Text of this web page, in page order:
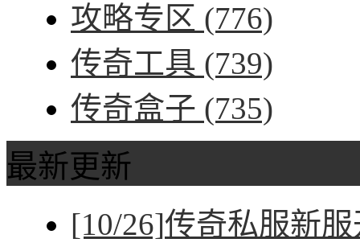
攻略专区 (776)
传奇工具 (739)
传奇盒子 (735)
最新更新
[10/26]传奇私服新